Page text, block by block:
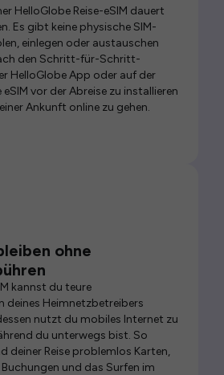
HelloGlobe Reise-eSIM dauert
Es gibt keine physische SIM-
einlegen oder austauschen
den Schritt-für-Schritt-
HelloGlobe App oder auf der
vor der Abreise zu installieren
Ankunft online zu gehen.
ohne
kannst du teure
deines Heimnetzbetreibers
nutzt du mobiles Internet zu
du unterwegs bist. So
deiner Reise problemlos Karten,
und das Surfen im